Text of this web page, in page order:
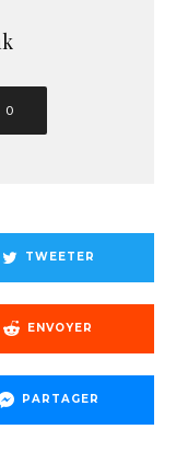
0
TWEETER
ENVOYER
PARTAGER